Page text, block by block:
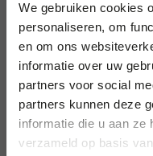
We gebruiken cookies
personaliseren, om
en om ons
informatie over uw
partners voor social
partners kunnen deze
informatie die u aan ze
verzameld op basis
ZOOS
Nieuws
Goede doelen
Contact